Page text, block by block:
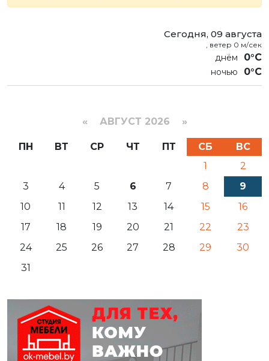
Сегодня, 09 августа
, ветер 0 м/сек
0°C
0°C
« АВГУСТ 2026 »
ПН ВТ СР ЧТ ПТ СБ
ВС
1
2
3
4 5 6 7 8
9
10
11 12 13 14 15
16
17
18 19 20 21 22
23
24
25 26 27 28 29
30
31